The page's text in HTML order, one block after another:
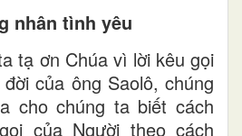
nhân tình yêu
tạ ơn Chúa vì lời kêu gọi
của ông Saolô, chúng
cho chúng ta biết cách
của Người theo cách